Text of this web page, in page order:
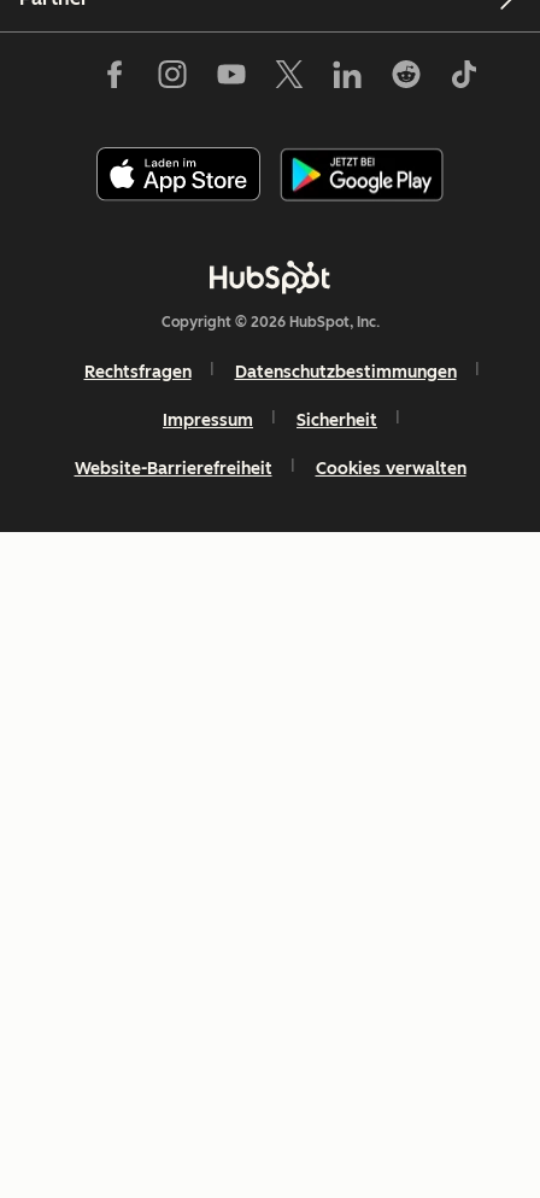
Copyright © 2026 HubSpot, Inc.
Rechtsfragen Datenschutzbestimmungen
Impressum Sicherheit
Website-Barrierefreiheit Cookies verwalten